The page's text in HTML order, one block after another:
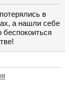
в
а нашли себе